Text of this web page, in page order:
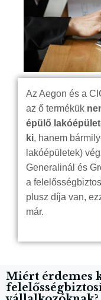
Az Aegon és a
az ő termékük
épülő
ki, hanem
lakóépületek)
Generalinál és
a
plusz díja van,
már.
Miért érdemes